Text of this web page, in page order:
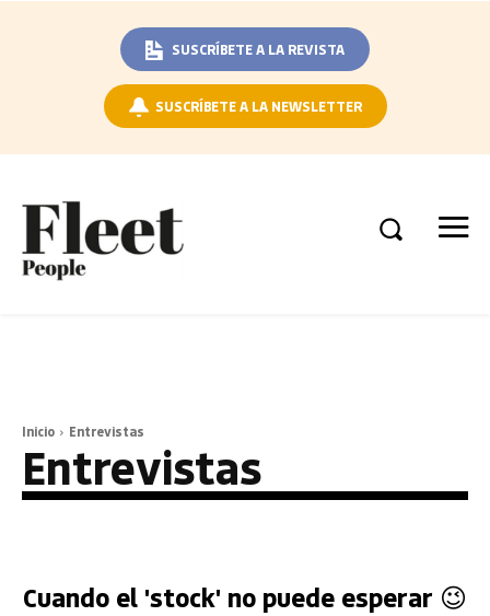
SUSCRÍBETE A LA REVISTA
SUSCRÍBETE A LA NEWSLETTER
Inicio Entrevistas
Entrevistas
Cuando el 'stock' no puede esperar 😉